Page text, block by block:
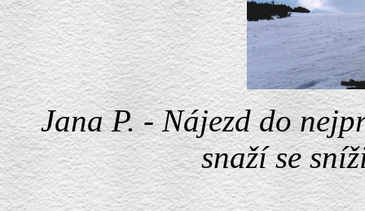
Jana P. - Nájezd do
snaží se